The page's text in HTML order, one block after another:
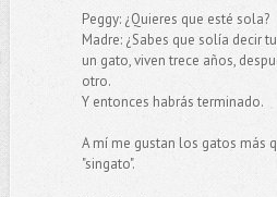
Peggy: ¿Quieres que esté sola?
Madre: ¿Sabes que solía decir
un gato, viven trece años,
otro.
Y entonces habrás terminado.
A mí me gustan los gatos más
"singato".